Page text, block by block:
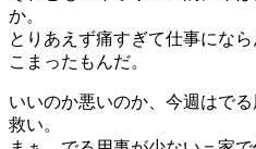
か。
とりあえず痛すぎて仕事になら
こまったもんだ。
いいのか悪いのか、今週はで
救い。